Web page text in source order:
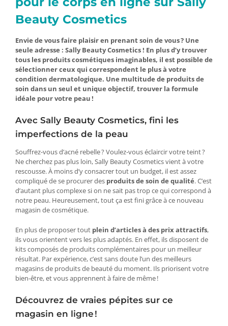
Beauty Cosmetics
Envie de vous faire plaisir en prenant soin de vous ? Une
seule adresse : Sally Beauty Cosmetics ! En plus d’y trouver
tous les produits cosmétiques imaginables, il est possible de
sélectionner ceux qui correspondent le plus à votre
condition dermatologique. Une multitude de produits de
soin dans un seul et unique objectif, trouver la formule
idéale pour votre peau !
Avec Sally Beauty Cosmetics, fini les
imperfections de la peau
Souffrez-vous d’acné rebelle ? Voulez-vous éclaircir votre teint ?
Ne cherchez pas plus loin, Sally Beauty Cosmetics vient à votre
rescousse. À moins d’y consacrer tout un budget, il est assez
compliqué de se procurer des produits de soin de qualité. C’est
d’autant plus complexe si on ne sait pas trop ce qui correspond à
notre peau. Heureusement, tout ça est fini grâce à ce nouveau
magasin de cosmétique.
En plus de proposer tout plein d’articles à des prix attractifs,
ils vous orientent vers les plus adaptés. En effet, ils disposent de
kits composés de produits complémentaires pour un meilleur
résultat. Par expérience, c’est sans doute l’un des meilleurs
magasins de produits de beauté du moment. Ils priorisent votre
bien-être, et vous apprennent à faire de même !
Découvrez de vraies pépites sur ce
magasin en ligne !